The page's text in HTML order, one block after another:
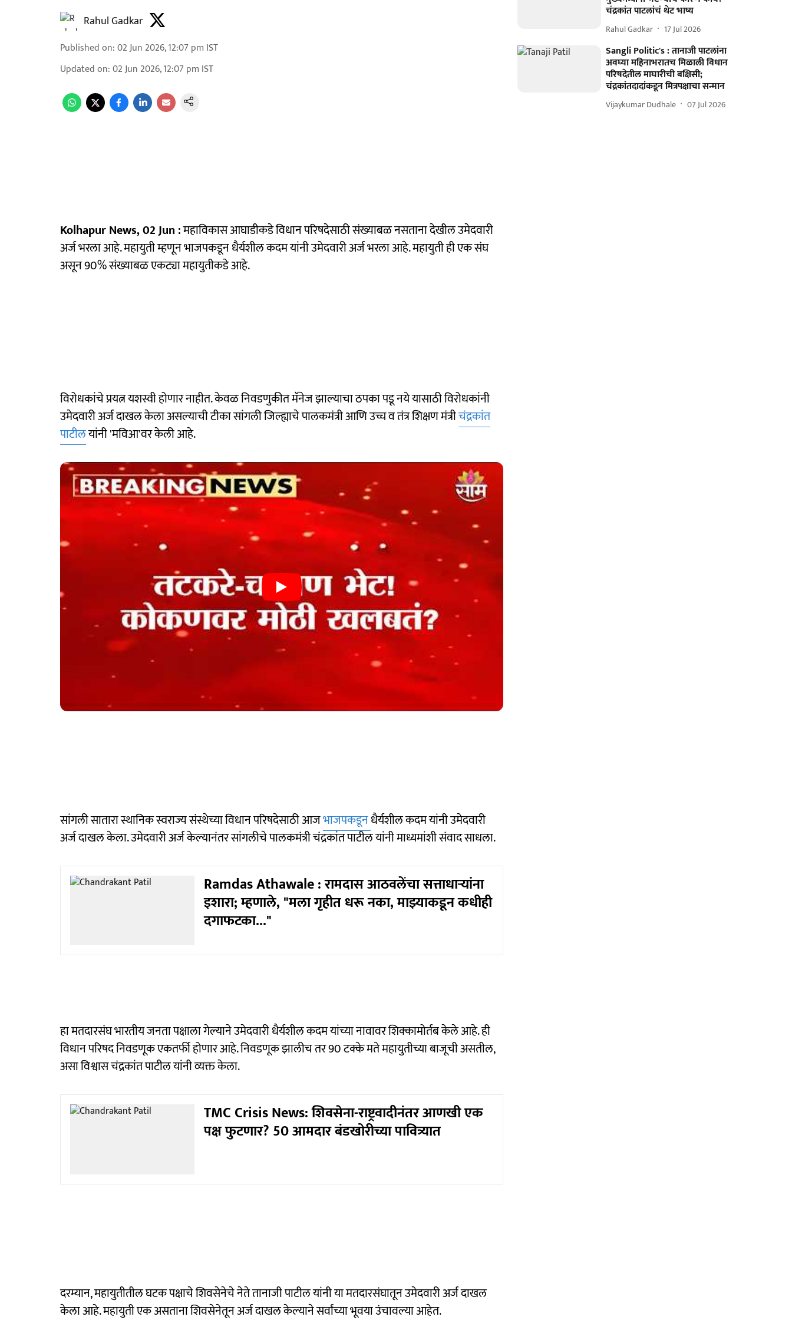
Rahul Gadkar
Published on:02 Jun 2026, 12:07 pm IST
Updated on:02 Jun 2026, 12:07 pm IST
Kolhapur News, 02 Jun :महाविकास आघाडीकडे विधान परिषदेसाठी संख्याबळ नसताना देखील उमेदवारी
अर्ज भरला आहे. महायुती म्हणून भाजपकडून धैर्यशील कदम यांनी उमेदवारी अर्ज भरला आहे. महायुती ही एक संघ
असून 90% संख्याबळ एकट्या महायुतीकडे आहे.
विरोधकांचे प्रयत्न यशस्वी होणार नाहीत. केवळ निवडणुकीत मॅनेज झाल्याचा ठपका पडू नये यासाठी विरोधकांनी
उमेदवारी अर्ज दाखल केला असल्याची टीका सांगली जिल्ह्याचे पालकमंत्री आणि उच्च व तंत्र शिक्षण मंत्रीचंद्रकांत
पाटीलयांनी 'मविआ'वर केली आहे.
सांगली सातारा स्थानिक स्वराज्य संस्थेच्या विधान परिषदेसाठी आजभाजपकडूनधैर्यशील कदम यांनी उमेदवारी
अर्ज दाखल केला. उमेदवारी अर्ज केल्यानंतर सांगलीचे पालकमंत्री चंद्रकांत पाटील यांनी माध्यमांशी संवाद साधला.
Ramdas Athawale : रामदास आठवलेंचा सत्ताधाऱ्यांना
इशारा; म्हणाले, "मला गृहीत धरू नका, माझ्याकडून कधीही
दगाफटका..."
हा मतदारसंघ भारतीय जनता पक्षाला गेल्याने उमेदवारी धैर्यशील कदम यांच्या नावावर शिक्कामोर्तब केले आहे. ही
विधान परिषद निवडणूक एकतर्फी होणार आहे. निवडणूक झालीच तर 90 टक्के मते महायुतीच्या बाजूची असतील,
असा विश्वास चंद्रकांत पाटील यांनी व्यक्त केला.
TMC Crisis News: शिवसेना-राष्ट्रवादीनंतर आणखी एक
पक्ष फुटणार? 50 आमदार बंडखोरीच्या पावित्र्यात
दरम्यान, महायुतीतील घटक पक्षाचे शिवसेनेचे नेते तानाजी पाटील यांनी या मतदारसंघातून उमेदवारी अर्ज दाखल
केला आहे. महायुती एक असताना शिवसेनेतून अर्ज दाखल केल्याने सर्वांच्या भूवया उंचावल्या आहेत.
चंद्रकांत पाटलांचं थेट भाष्य
Rahul Gadkar 17 Jul 2026
Sangli Politic's : तानाजी पाटलांना
अवघ्या महिनाभरातच मिळाली विधान
परिषदेतील माघारीची बक्षिसी;
चंद्रकांतदादांकडून मित्रपक्षाचा सन्मान
Vijaykumar Dudhale 07 Jul 2026